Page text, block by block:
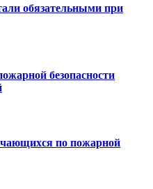
обязательными при
безопасности
по пожарной